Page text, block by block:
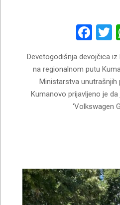
Devetogodišnja devojčica
na regionalnom putu
Ministarstva unutrašnjih
Kumanovo prijavljeno je
‘Volkswagen